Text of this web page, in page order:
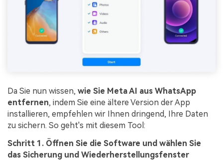
Da Sie nun wissen, wie Sie Meta AI aus WhatsApp
entfernen, indem Sie eine ältere Version der App
installieren, empfehlen wir Ihnen dringend, Ihre Daten
zu sichern. So geht's mit diesem Tool:
Schritt 1. Öffnen Sie die Software und wählen Sie
das Sicherung und Wiederherstellungsfenster